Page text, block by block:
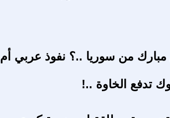
مبارك من سوريا ..؟ نفوذ عربي أم
تدفع الخاوة ..!